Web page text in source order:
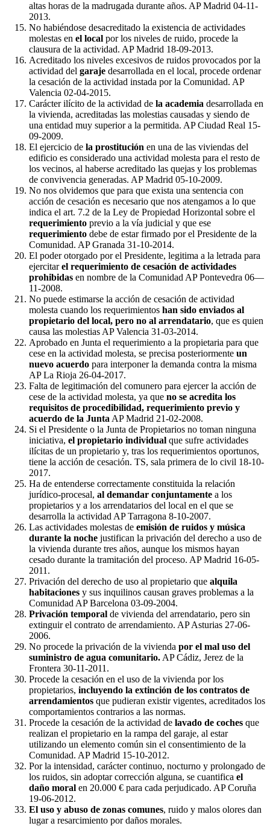
altas horas de la madrugada durante años. AP Madrid 04-11-
2013.
No habiéndose desacreditado la existencia de actividades
molestas en el local por los niveles de ruido, procede la
clausura de la actividad. AP Madrid 18-09-2013.
Acreditado los niveles excesivos de ruidos provocados por la
actividad del garaje desarrollada en el local, procede ordenar
la cesación de la actividad instada por la Comunidad. AP
Valencia 02-04-2015.
Carácter ilícito de la actividad de la academia desarrollada en
la vivienda, acreditadas las molestias causadas y siendo de
una entidad muy superior a la permitida. AP Ciudad Real 15-
09-2009.
El ejercicio de la prostitución en una de las viviendas del
edificio es considerado una actividad molesta para el resto de
los vecinos, al haberse acreditado las quejas y los problemas
de convivencia generadas. AP Madrid 05-10-2009.
No nos olvidemos que para que exista una sentencia con
acción de cesación es necesario que nos atengamos a lo que
indica el art. 7.2 de la Ley de Propiedad Horizontal sobre el
requerimiento previo a la vía judicial y que ese
requerimiento debe de estar firmado por el Presidente de la
Comunidad. AP Granada 31-10-2014.
El poder otorgado por el Presidente, legitima a la letrada para
ejercitarel requerimiento de cesación de actividades
prohibidas en nombre de la Comunidad AP Pontevedra 06—
11-2008.
No puede estimarse la acción de cesación de actividad
molesta cuando los requerimientos han sido enviados al
propietario del local, pero no al arrendatario, que es quien
causa las molestias AP Valencia 31-03-2014.
Aprobado en Junta el requerimiento a la propietaria para que
cese en la actividad molesta, se precisa posteriormente un
nuevo acuerdo para interponer la demanda contra la misma
AP La Rioja 26-04-2017.
Falta de legitimación del comunero para ejercer la acción de
cese de la actividad molesta, ya que no se acredita los
requisitos de procedibilidad, requerimiento previo y
acuerdo de la Junta AP Madrid 21-02-2008.
Si el Presidente o la Junta de Propietarios no toman ninguna
iniciativa, el propietario individual que sufre actividades
ilícitas de un propietario y, tras los requerimientos oportunos,
tiene la acción de cesación. TS, sala primera de lo civil 18-10-
2017.
Ha de entenderse correctamente constituida la relación
jurídico-procesal, al demandar conjuntamente a los
propietarios y a los arrendatarios del local en el que se
desarrolla la actividad AP Tarragona 8-10-2007.
Las actividades molestas de emisión de ruidos y música
durante la noche justifican la privación del derecho a uso de
la vivienda durante tres años, aunque los mismos hayan
cesado durante la tramitación del proceso. AP Madrid 16-05-
2011.
Privación del derecho de uso al propietario que alquila
habitaciones y sus inquilinos causan graves problemas a la
Comunidad AP Barcelona 03-09-2004.
Privación temporal de vivienda del arrendatario, pero sin
extinguir el contrato de arrendamiento. AP Asturias 27-06-
2006.
No procede la privación de la vivienda por el mal uso del
suministro de agua comunitario. AP Cádiz, Jerez de la
Frontera 30-11-2011.
Procede la cesación en el uso de la vivienda por los
propietarios, incluyendo la extinción de los contratos de
arrendamientos que pudieran existir vigentes, acreditados los
comportamientos contrarios a las normas.
Procede la cesación de la actividad de lavado de coches que
realizan el propietario en la rampa del garaje, al estar
utilizando un elemento común sin el consentimiento de la
Comunidad. AP Madrid 15-10-2012.
Por la intensidad, carácter continuo, nocturno y prolongado de
los ruidos, sin adoptar corrección alguna, se cuantifica el
daño moral en 20.000 € para cada perjudicado. AP Coruña
19-06-2012.
El uso y abuso de zonas comunes, ruido y malos olores dan
lugar a resarcimiento por daños morales.